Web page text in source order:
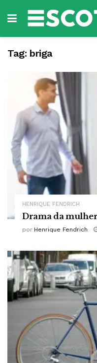
Tag: briga
HENRIQUE FENDRICH
Drama da
por Henrique Fendrich